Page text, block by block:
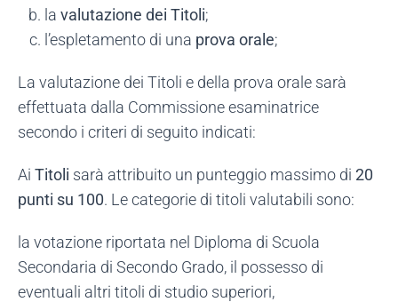
la valutazione dei Titoli;
l’espletamento di una prova orale;
La valutazione dei Titoli e della prova orale sarà
effettuata dalla Commissione esaminatrice
secondo i criteri di seguito indicati:
Ai Titoli sarà attribuito un punteggio massimo di 20
punti su 100. Le categorie di titoli valutabili sono:
la votazione riportata nel Diploma di Scuola
Secondaria di Secondo Grado, il possesso di
eventuali altri titoli di studio superiori,